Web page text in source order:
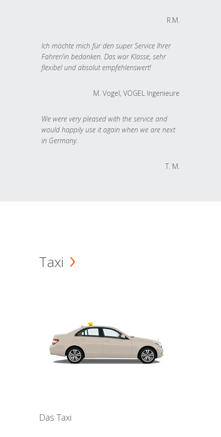
R.M.
Ich möchte mich für den super Service Ihrer
Fahrer/in bedanken. Das war Klasse, sehr
flexibel und absolut empfehlenswert!
M. Vogel, VOGEL Ingenieure
We were very pleased with the service and
would happily use it again when we are next
in Germany.
T. M.
Taxi
Das Taxi